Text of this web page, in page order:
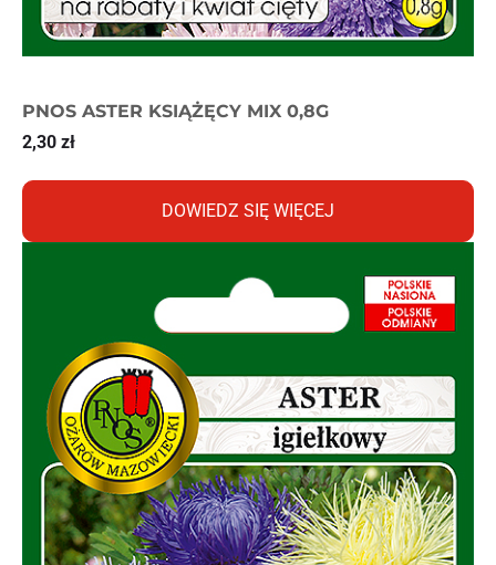
PNOS ASTER KSIĄŻĘCY MIX 0,8G
2,30 zł
DOWIEDZ SIĘ WIĘCEJ